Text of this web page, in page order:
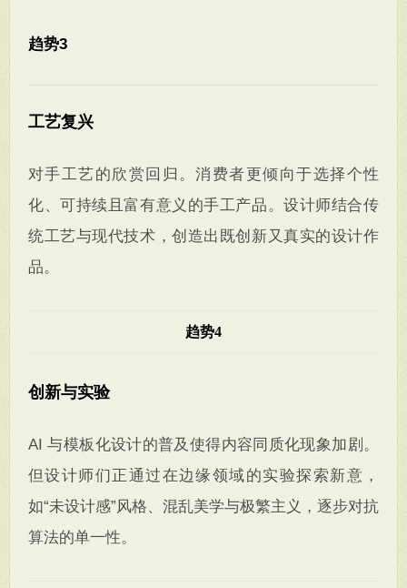
趋势3
工艺复兴
对手工艺的欣赏回归。消费者更倾向于选择个性
化、可持续且富有意义的手工产品。设计师结合传
统工艺与现代技术，创造出既创新又真实的设计作
品。
趋势4
创新与实验
AI 与模板化设计的普及使得内容同质化现象加剧。
但设计师们正通过在边缘领域的实验探索新意，
如“未设计感”风格、混乱美学与极繁主义，逐步对抗
算法的单一性。